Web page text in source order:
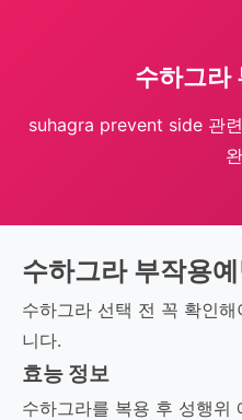
수하그라
suhagra prevent side 관
수하그라 부작용
수하그라 선택 전 꼭 확인
니다.
효능 정보
수하그라를 복용 후 성행위